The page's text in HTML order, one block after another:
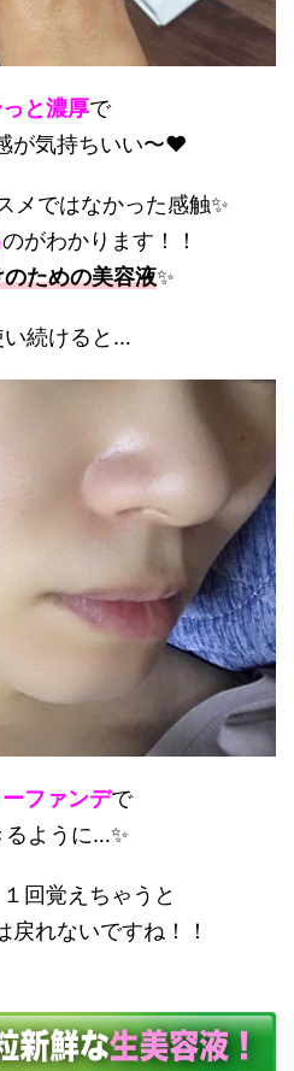
と濃厚で
が気持ちいい〜❤️
メではなかった感触✨
のがわかります！！
ための美容液✨
い続けると…
ーファンデで
るように…✨
回覚えちゃうと
戻れないですね！！